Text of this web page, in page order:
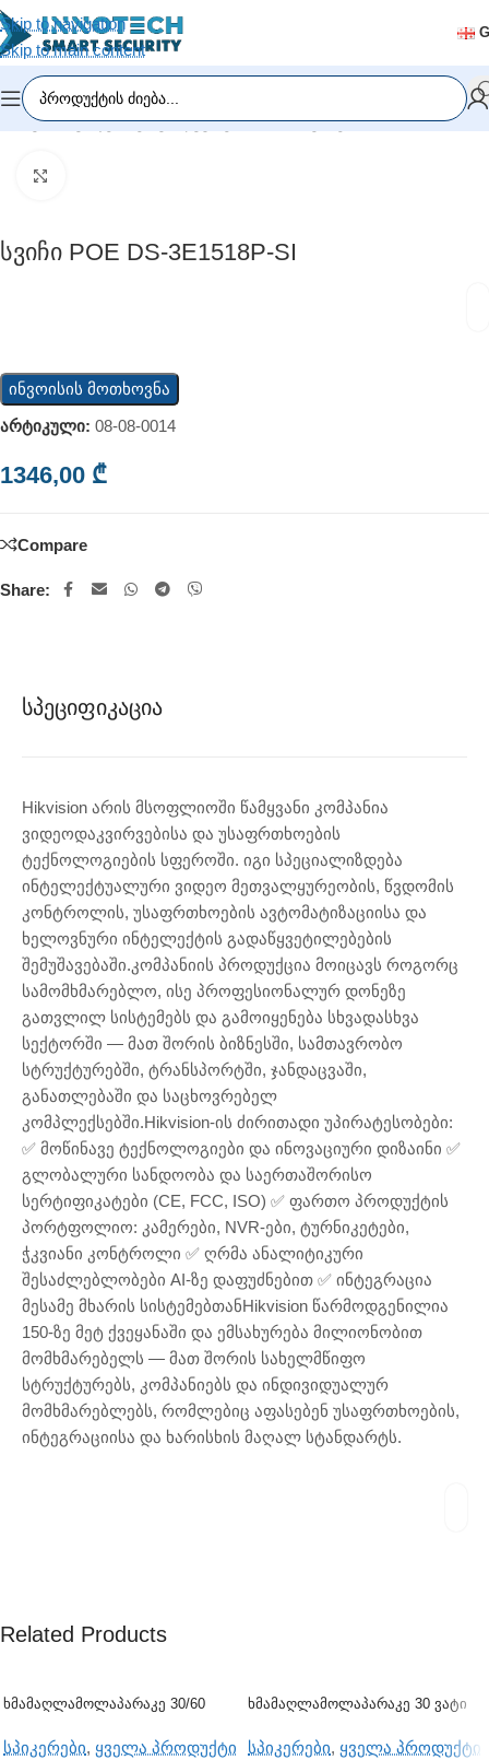
Skip to navigation
Skip to main content
მთავარი/ვიდეომეთვალყურეობა/PoE სვიჩები
Სვიჩი POE DS-3E1518P-SI
ინვოისის მოთხოვნა
არტიკული: 08-08-0014
1346,00 ₾
Compare
Share:
Სპეციფიკაცია
Hikvision არის მსოფლიოში წამყვანი კომპანია
ვიდეოდაკვირვებისა და უსაფრთხოების
ტექნოლოგიების სფეროში. იგი სპეციალიზდება
ინტელექტუალური ვიდეო მეთვალყურეობის, წვდომის
კონტროლის, უსაფრთხოების ავტომატიზაციისა და
ხელოვნური ინტელექტის გადაწყვეტილებების
შემუშავებაში.კომპანიის პროდუქცია მოიცავს როგორც
სამომხმარებლო, ისე პროფესიონალურ დონეზე
გათვლილ სისტემებს და გამოიყენება სხვადასხვა
სექტორში — მათ შორის ბიზნესში, სამთავრობო
სტრუქტურებში, ტრანსპორტში, ჯანდაცვაში,
განათლებაში და საცხოვრებელ
კომპლექსებში.Hikvision-ის ძირითადი უპირატესობები:
✅ მოწინავე ტექნოლოგიები და ინოვაციური დიზაინი ✅
გლობალური სანდოობა და საერთაშორისო
სერტიფიკატები (CE, FCC, ISO) ✅ ფართო პროდუქტის
პორტფოლიო: კამერები, NVR-ები, ტურნიკეტები,
ჭკვიანი კონტროლი ✅ ღრმა ანალიტიკური
შესაძლებლობები AI-ზე დაფუძნებით ✅ ინტეგრაცია
მესამე მხარის სისტემებთანHikvision წარმოდგენილია
150-ზე მეტ ქვეყანაში და ემსახურება მილიონობით
მომხმარებელს — მათ შორის სახელმწიფო
სტრუქტურებს, კომპანიებს და ინდივიდუალურ
მომხმარებლებს, რომლებიც აფასებენ უსაფრთხოების,
ინტეგრაციისა და ხარისხის მაღალ სტანდარტს.
Related Products
Ხმამაღლამოლაპარაკე 30/60
სპიკერები, ყველა პროდუქტი
Ხმამაღლამოლაპარაკე 30 Ვატი
სპიკერები, ყველა პროდუქტი